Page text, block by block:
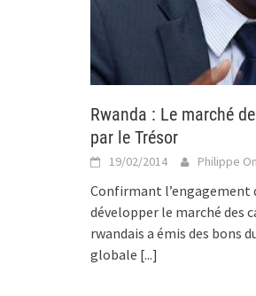
Rwanda : Le marché
par le Trésor
19/02/2014 Philippe
Confirmant l’engagement
développer le marché des
rwandais a émis des bons
globale [...]